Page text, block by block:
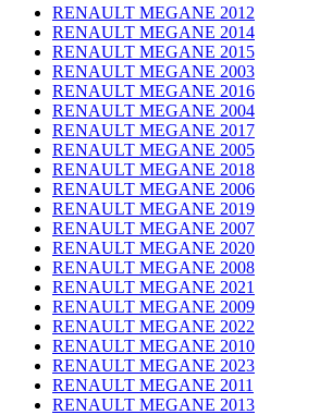
RENAULT MEGANE 2012
RENAULT MEGANE 2014
RENAULT MEGANE 2015
RENAULT MEGANE 2003
RENAULT MEGANE 2016
RENAULT MEGANE 2004
RENAULT MEGANE 2017
RENAULT MEGANE 2005
RENAULT MEGANE 2018
RENAULT MEGANE 2006
RENAULT MEGANE 2019
RENAULT MEGANE 2007
RENAULT MEGANE 2020
RENAULT MEGANE 2008
RENAULT MEGANE 2021
RENAULT MEGANE 2009
RENAULT MEGANE 2022
RENAULT MEGANE 2010
RENAULT MEGANE 2023
RENAULT MEGANE 2011
RENAULT MEGANE 2013